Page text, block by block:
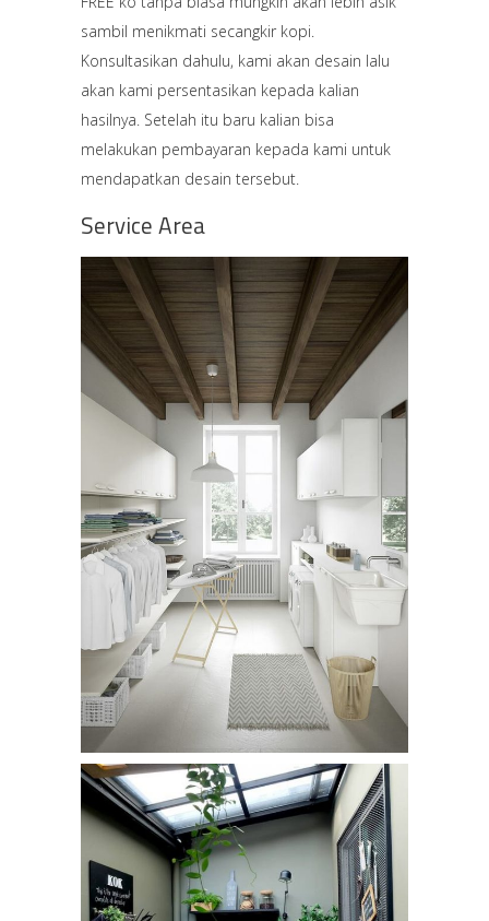
sambil menikmati secangkir kopi.
Konsultasikan dahulu, kami akan desain lalu
akan kami persentasikan kepada kalian
hasilnya. Setelah itu baru kalian bisa
melakukan pembayaran kepada kami untuk
mendapatkan desain tersebut.
Service Area